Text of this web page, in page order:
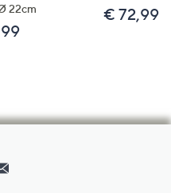
22cm
€ 72,99